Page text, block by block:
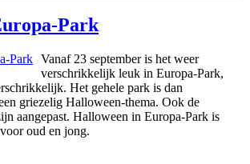
Park
Vanaf 23 september is het weer
verschrikkelijk leuk in Europa-Park,
Het gehele park is dan
griezelig Halloween-thema. Ook de
aangepast. Halloween in Europa-Park is
oud en jong.